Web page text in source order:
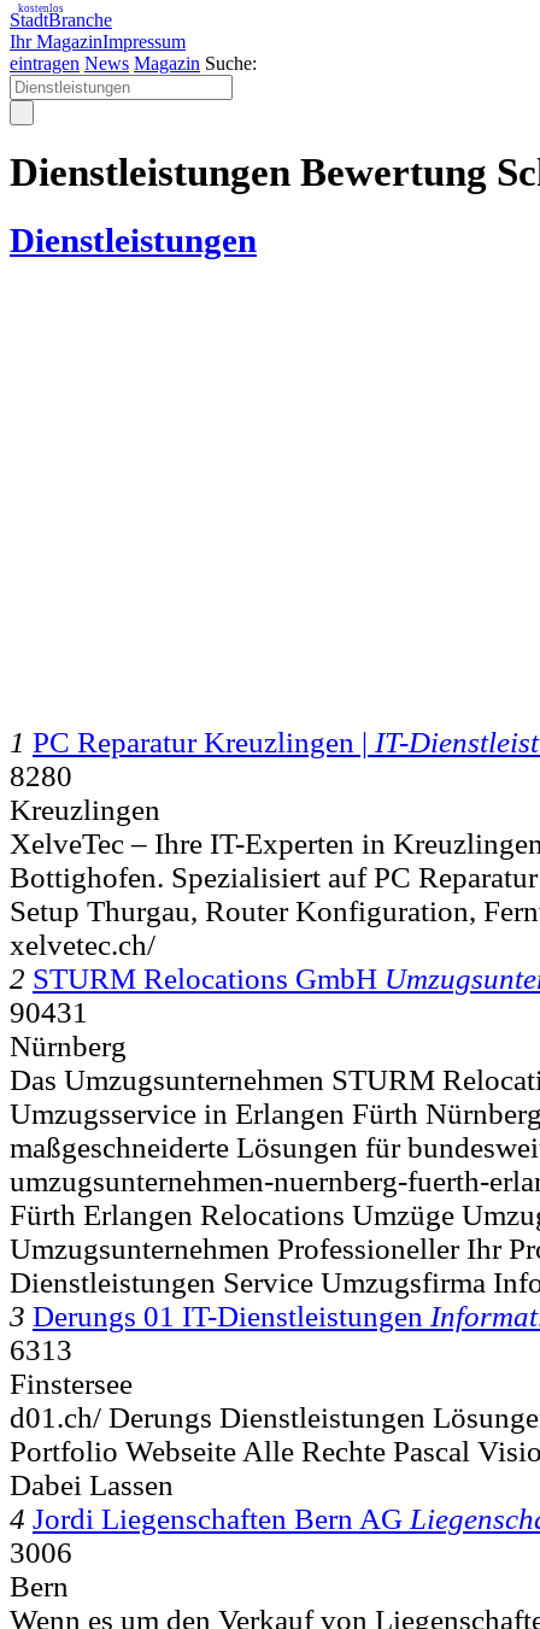
StadtBranche
Ihr MagazinImpressum
kostenlos
eintragen News Magazin Suche:
Dienstleistungen Bewertung
Dienstleistungen
1 PC Reparatur Kreuzlingen | IT-
8280
Kreuzlingen
XelveTec – Ihre IT-Experten in
Bottighofen. Spezialisiert auf PC
Setup Thurgau, Router Konfiguration,
xelvetec.ch/
2 STURM Relocations GmbH
90431
Nürnberg
Das Umzugsunternehmen STURM
Umzugsservice in Erlangen Fürth
maßgeschneiderte Lösungen für
umzugsunternehmen-nuernberg-fuerth-
Fürth Erlangen Relocations Umzüge
Umzugsunternehmen Professioneller Ihr
Dienstleistungen Service Umzugsfirma
3 Derungs 01 IT-Dienstleistungen
6313
Finstersee
d01.ch/ Derungs Dienstleistungen
Portfolio Webseite Alle Rechte Pascal
Dabei Lassen
4 Jordi Liegenschaften Bern AG
3006
Bern
Wenn es um den Verkauf von